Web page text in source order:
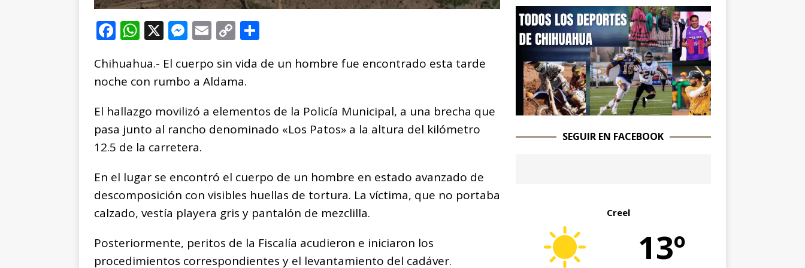
F
c
e
b
o
o
W
at
s
A
p
p
X M
ss
e
n
g
e
E
ai
l
C
p
y
Li
n
m
ar
ti
Chihuahua.- El cuerpo sin vida de un hombre fue encontrado esta tarde
noche con rumbo a Aldama.
El hallazgo movilizó a elementos de la Policía Municipal, a una brecha que
pasa junto al rancho denominado «Los Patos» a la altura del kilómetro
12.5 de la carretera.
En el lugar se encontró el cuerpo de un hombre en estado avanzado de
descomposición con visibles huellas de tortura. La víctima, que no portaba
calzado, vestía playera gris y pantalón de mezclilla.
Posteriormente, peritos de la Fiscalía acudieron e iniciaron los
procedimientos correspondientes y el levantamiento del cadáver.
SEGUIR EN FACEBOOK
Creel
13º